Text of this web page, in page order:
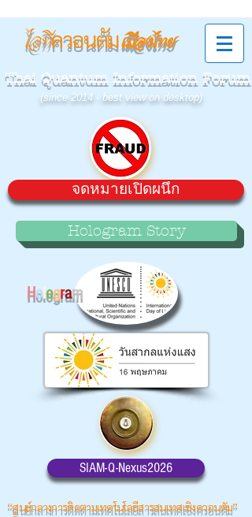
ไอทีควอนตัมเมืองไทย
Thai Quantum Information Forum
(since 2014 - best view on desktop)
จดหมายเปิดผนึก
Hologram Story
Hologram
SIAM-Q-Nexus2026
“ศูนย์กลางการติดตามเทคโนโลยีสารสนเทศเชิงควอนตัม”